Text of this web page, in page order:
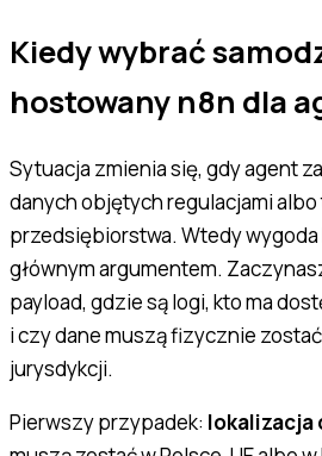
Kiedy wybrać
hostowany n8n dla
Sytuacja zmienia się, gdy agent
danych objętych regulacjami
przedsiębiorstwa. Wtedy
głównym argumentem.
payload, gdzie są logi, kto ma
i czy dane muszą fizycznie
jurysdykcji.
Pierwszy przypadek: lokalizacja